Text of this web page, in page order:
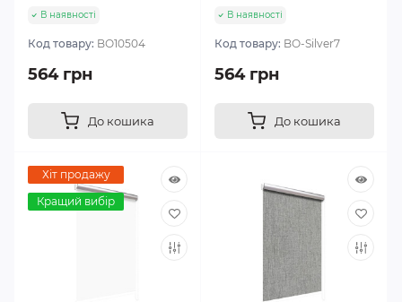
В наявності
Код товару: BО10504
564 грн
До кошика
В наявності
Код товару: BО-Silver7
564 грн
До кошика
Хіт продажу
Кращий вибір